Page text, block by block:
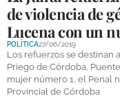
de violencia de
Lucena con un
POLÍTICA27/06/2019
Los refuerzos se destinan
Priego de Córdoba,
mujer número 1, el Penal
Provincial de Córdoba